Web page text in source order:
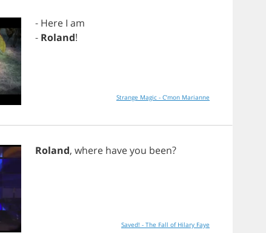
- Here I am
- Roland!
Strange Magic - C’mon Marianne
Roland, where haveyou been?
Saved! - The Fall of Hilary Faye